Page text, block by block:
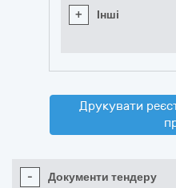
+ Інші
Друкувати
- Документи тендеру